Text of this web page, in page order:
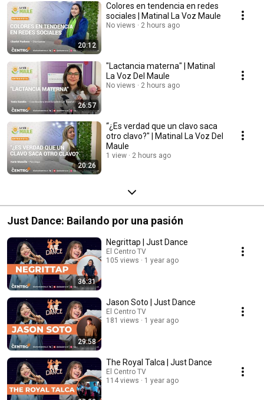
20:12
Colores en tendencia en redes
sociales | Matinal La Voz Maule
No views 2 hours ago
26:57
"Lactancia materna" | Matinal
La Voz Del Maule
No views 2 hours ago
20:26
“¿Es verdad que un clavo saca
otro clavo?" | Matinal La Voz Del
Maule
1 view 2 hours ago
Just Dance: Bailando por una pasión
36:31
Negrittap | Just Dance
El Centro TV
105 views
1 year ago
29:58
Jason Soto | Just Dance
El Centro TV
181 views
1 year ago
The Royal Talca | Just Dance
El Centro TV
114 views
1 year ago